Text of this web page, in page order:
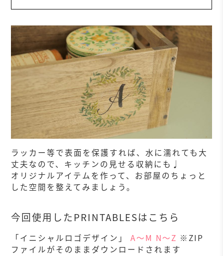
ラッカー等で表面を保護すれば、水に濡れても大
丈夫なので、キッチンの見せる収納にも♩
オリジナルアイテムを作って、お部屋のちょっと
した空間を整えてみましょう。
今回使用したPRINTABLESはこちら
「イニシャルロゴデザイン」 A〜M N〜Z ※ZIP
ファイルがそのままダウンロードされます